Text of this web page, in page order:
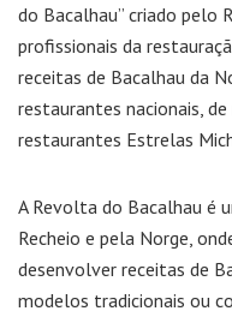
do Bacalhau” criado pelo
profissionais da
receitas de Bacalhau da
restaurantes nacionais,
restaurantes Estrelas
A Revolta do Bacalhau é
Recheio e pela Norge,
desenvolver receitas de
modelos tradicionais ou